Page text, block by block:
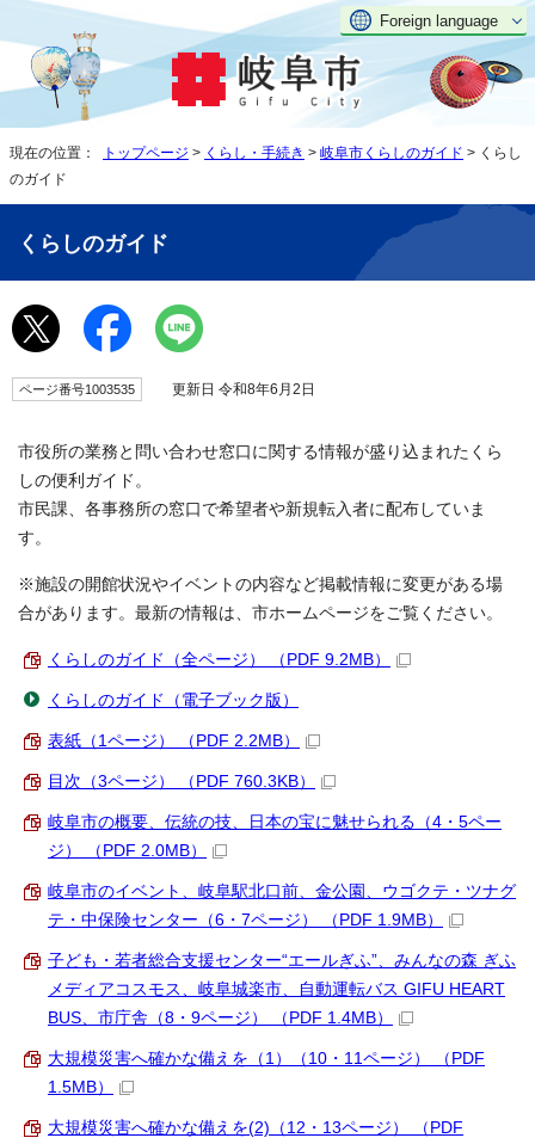
Foreign language
現在の位置： トップページ > くらし・手続き > 岐阜市くらしのガイド > くらし
のガイド
くらしのガイド
ページ番号1003535 更新日 令和8年6月2日
市役所の業務と問い合わせ窓口に関する情報が盛り込まれたくら
しの便利ガイド。
市民課、各事務所の窓口で希望者や新規転入者に配布していま
す。
※施設の開館状況やイベントの内容など掲載情報に変更がある場
合があります。最新の情報は、市ホームページをご覧ください。
くらしのガイド（全ページ） （PDF 9.2MB）
くらしのガイド（電子ブック版）
表紙（1ページ） （PDF 2.2MB）
目次（3ページ） （PDF 760.3KB）
岐阜市の概要、伝統の技、日本の宝に魅せられる（4・5ペー
ジ） （PDF 2.0MB）
岐阜市のイベント、岐阜駅北口前、金公園、ウゴクテ・ツナグ
テ・中保険センター（6・7ページ） （PDF 1.9MB）
子ども・若者総合支援センター“エールぎふ”、みんなの森 ぎふ
メディアコスモス、岐阜城楽市、自動運転バス GIFU HEART
BUS、市庁舎（8・9ページ） （PDF 1.4MB）
大規模災害へ確かな備えを（1）（10・11ページ） （PDF
1.5MB）
大規模災害へ確かな備えを(2)（12・13ページ） （PDF